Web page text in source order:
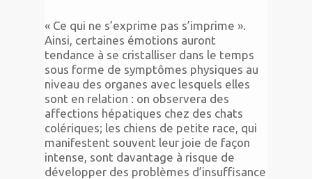
« Ce qui ne s’exprime pas s’imprime ».
Ainsi, certaines émotions auront
tendance à se cristalliser dans le temps
sous forme de symptômes physiques au
niveau des organes avec lesquels elles
sont en relation : on observera des
affections hépatiques chez des chats
colériques; les chiens de petite race, qui
manifestent souvent leur joie de façon
intense, sont davantage à risque de
développer des problèmes d’insuffisance